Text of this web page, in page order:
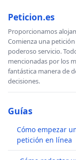
Peticion.es
Proporcionamos
Comienza una
poderoso servicio.
mencionadas por los
fantástica manera de
decisiones.
Guías
Cómo empezar
petición en línea